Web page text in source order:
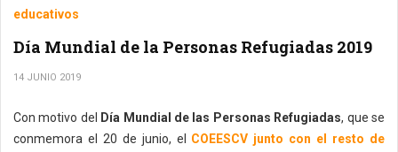
educativos
Día Mundial de la Personas Refugiadas 2019
14 JUNIO 2019
Con motivo del Día Mundial de las Personas Refugiadas, que se
conmemora el 20 de junio, el COEESCV junto con el resto de